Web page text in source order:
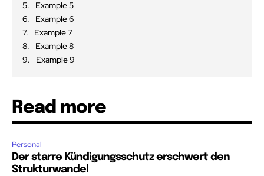
Example 5
Example 6
Example 7
Example 8
Example 9
Read more
Personal
Der starre Kündigungsschutz erschwert den
Strukturwandel